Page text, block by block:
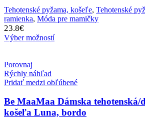
Tehotenské pyžama, košeľe, Tehotenské
ramienka, Móda pre mamičky
23.8€
Výber možností
Porovnaj
Rýchly náhľad
Pridať medzi obľúbené
Be MaaMaa Dámska tehotenská/
košeľa Luna, bordo